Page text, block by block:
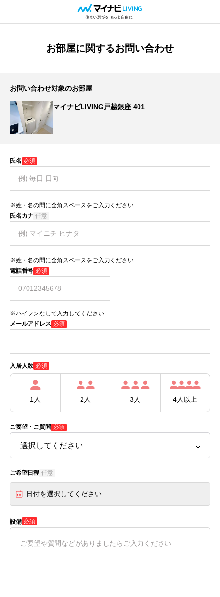
お部屋に関するお問い合わせ
お問い合わせ対象のお部屋
マイナビLIVING戸越銀座 401
氏名 必須
※姓・名の間に全角スペースをご入力ください
氏名カナ 任意
※姓・名の間に全角スペースをご入力ください
電話番号 必須
※ハイフンなしで入力してください
メールアドレス 必須
入居人数 必須
1人 2人 3人 4人以上
ご要望・ご質問 必須
ご希望日程 任意
日付を選択してください
設備 必須